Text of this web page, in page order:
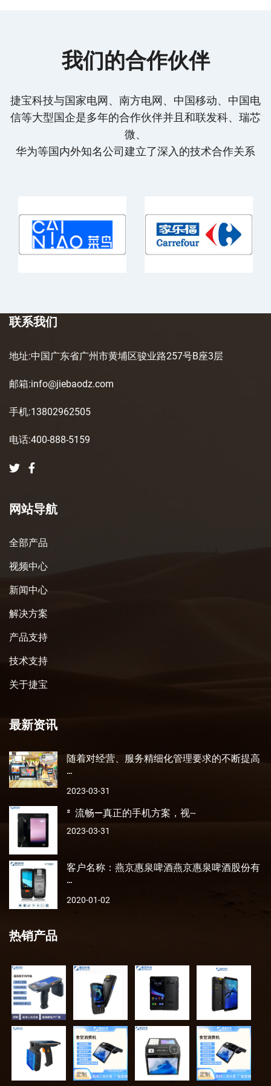
我们的合作伙伴
捷宝科技与国家电网、南方电网、中国移动、中国电
信等大型国企是多年的合作伙伴并且和联发科、瑞芯
微、
华为等国内外知名公司建立了深入的技术合作关系
联系我们
地址:中国广东省广州市黄埔区骏业路257号B座3层
邮箱:info@jiebaodz.com
手机:13802962505
电话:400-888-5159
网站导航
全部产品
视频中心
新闻中心
解决方案
产品支持
技术支持
关于捷宝
最新资讯
随着对经营、服务精细化管理要求的不断提高
···
2023-03-31
² 流畅—真正的手机方案，视···
2023-03-31
客户名称：燕京惠泉啤酒燕京惠泉啤酒股份有
···
2020-01-02
热销产品